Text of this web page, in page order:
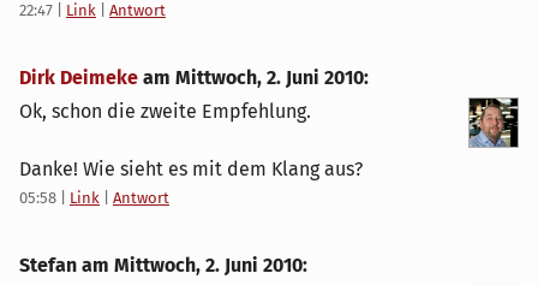
22:47 Link Antwort
Dirk Deimeke am Mittwoch, 2. Juni 2010:
Ok, schon die zweite Empfehlung.
Danke! Wie sieht es mit dem Klang aus?
05:58 Link Antwort
Stefan am Mittwoch, 2. Juni 2010: